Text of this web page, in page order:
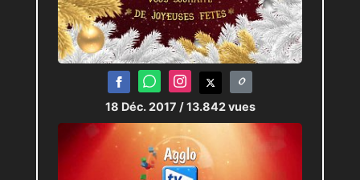
18 Déc. 2017 / 13.842 vues